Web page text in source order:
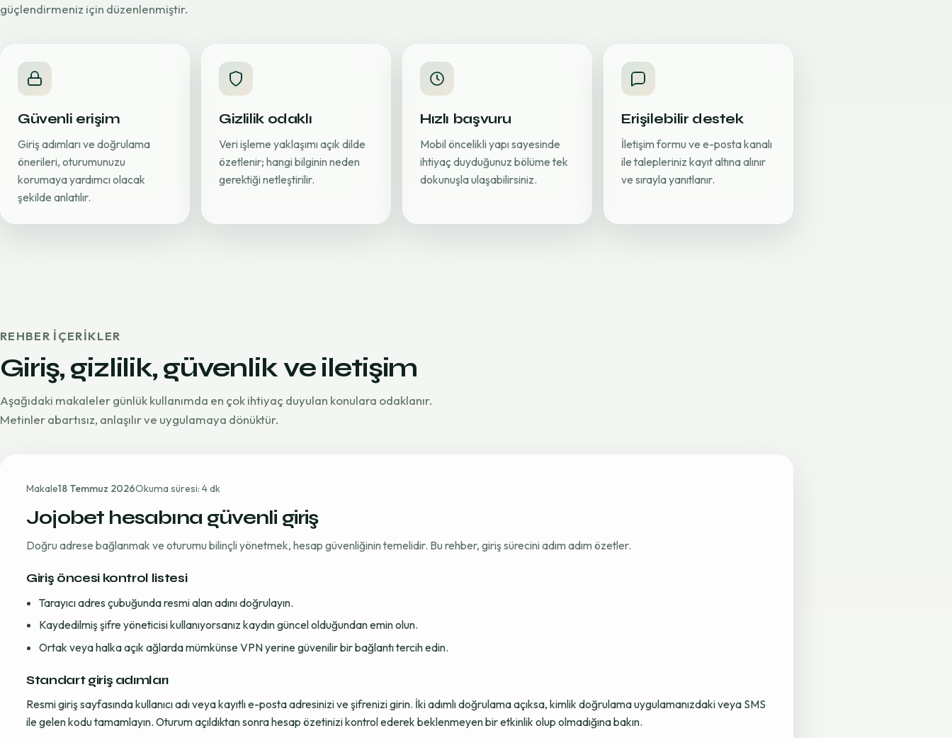
güçlendirmeniz için düzenlenmiştir.
Güvenli erişim
Giriş adımları ve doğrulama
önerileri, oturumunuzu
korumaya yardımcı olacak
şekilde anlatılır.
Gizlilik odaklı
Veri işleme yaklaşımı açık dilde
özetlenir; hangi bilginin neden
gerektiği netleştirilir.
Hızlı başvuru
Mobil öncelikli yapı sayesinde
ihtiyaç duyduğunuz bölüme tek
dokunuşla ulaşabilirsiniz.
Erişilebilir destek
İletişim formu ve e-posta kanalı
ile talepleriniz kayıt altına alınır
ve sırayla yanıtlanır.
REHBER IÇERIKLER
Giriş, gizlilik, güvenlik ve iletişim
Aşağıdaki makaleler günlük kullanımda en çok ihtiyaç duyulan konulara odaklanır.
Metinler abartısız, anlaşılır ve uygulamaya dönüktür.
Makale18 Temmuz 2026Okuma süresi: 4 dk
Jojobet hesabına güvenli giriş
Doğru adrese bağlanmak ve oturumu bilinçli yönetmek, hesap güvenliğinin temelidir. Bu rehber, giriş sürecini adım adım özetler.
Giriş öncesi kontrol listesi
Tarayıcı adres çubuğunda resmi alan adını doğrulayın.
Kaydedilmiş şifre yöneticisi kullanıyorsanız kaydın güncel olduğundan emin olun.
Ortak veya halka açık ağlarda mümkünse VPN yerine güvenilir bir bağlantı tercih edin.
Standart giriş adımları
Resmi giriş sayfasında kullanıcı adı veya kayıtlı e-posta adresinizi ve şifrenizi girin. İki adımlı doğrulama açıksa, kimlik doğrulama uygulamanızdaki veya SMS
ile gelen kodu tamamlayın. Oturum açıldıktan sonra hesap özetinizi kontrol ederek beklenmeyen bir etkinlik olup olmadığına bakın.